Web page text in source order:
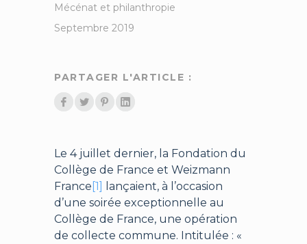
Mécénat et philanthropie
Septembre 2019
PARTAGER L'ARTICLE :
Le 4 juillet dernier, la Fondation du
Collège de France et Weizmann
France [1]
lançaient, à l’occasion
d’une soirée exceptionnelle au
Collège de France, une opération
de collecte commune. Intitulée : «